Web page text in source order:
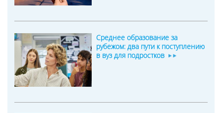
Среднее образование за
рубежом: два пути к поступлению
в вуз для подростков